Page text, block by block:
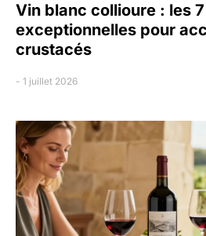
Vin blanc collioure : les
exceptionnelles pour
crustacés
1 juillet 2026